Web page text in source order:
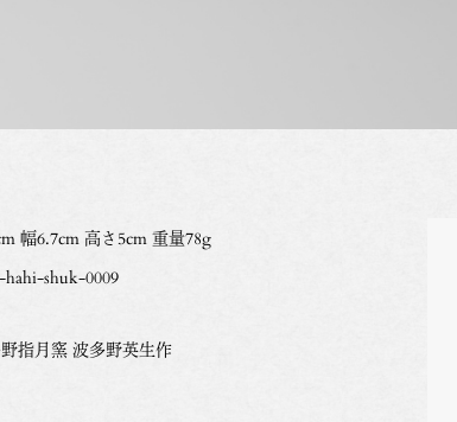
幅6.7cm 高さ5cm 重量78g
shuk-0009
指月窯 波多野英生作